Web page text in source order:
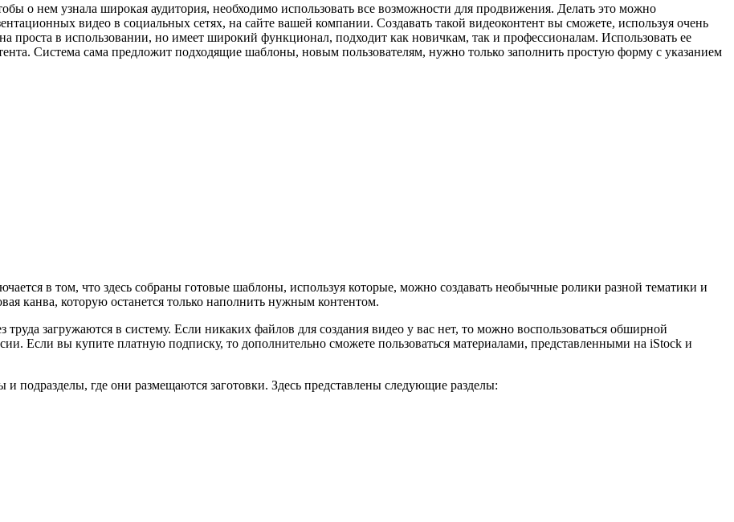
о нем узнала широкая аудитория, необходимо использовать все возможности для продвижения. Делать это можно
видео в социальных сетях, на сайте вашей компании. Создавать такой видеоконтент вы сможете, используя очень
в использовании, но имеет широкий функционал, подходит как новичкам, так и профессионалам. Использовать ее
Система сама предложит подходящие шаблоны, новым пользователям, нужно только заполнить простую форму с указанием
в том, что здесь собраны готовые шаблоны, используя которые, можно создавать необычные ролики разной тематики и
канва, которую останется только наполнить нужным контентом.
загружаются в систему. Если никаких файлов для создания видео у вас нет, то можно воспользоваться обширной
Если вы купите платную подписку, то дополнительно сможете пользоваться материалами, представленными на iStock и
подразделы, где они размещаются заготовки. Здесь представлены следующие разделы: